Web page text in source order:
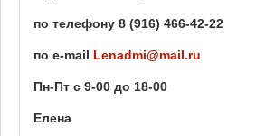
по телефону 8 (916) 466-42-22
по e-mail Lenadmi@mail.ru
Пн-Пт с 9-00 до 18-00
Елена